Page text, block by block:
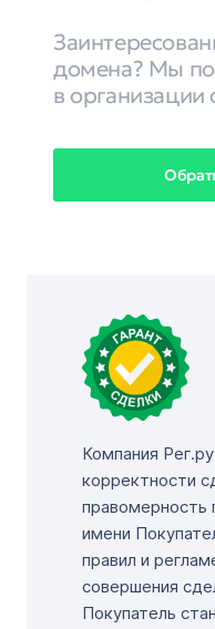
домена? Мы
в организации
Компания
корректности
правомерность
имени
правил и
совершения
Покупатель